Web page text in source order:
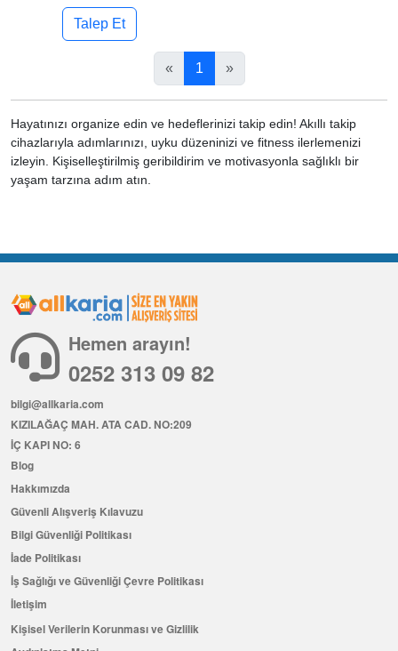
Talep Et
« 1 »
Hayatınızı organize edin ve hedeflerinizi takip edin! Akıllı takip
cihazlarıyla adımlarınızı, uyku düzeninizi ve fitness ilerlemenizi
izleyin. Kişiselleştirilmiş geribildirim ve motivasyonla sağlıklı bir
yaşam tarzına adım atın.
Hemen arayın!
0252 313 09 82
bilgi@allkaria.com
KIZILAĞAÇ MAH. ATA CAD. NO:209
İÇ KAPI NO: 6
Blog
Hakkımızda
Güvenli Alışveriş Kılavuzu
Bilgi Güvenliği Politikası
İade Politikası
İş Sağlığı ve Güvenliği Çevre Politikası
İletişim
Kişisel Verilerin Korunması ve Gizlilik